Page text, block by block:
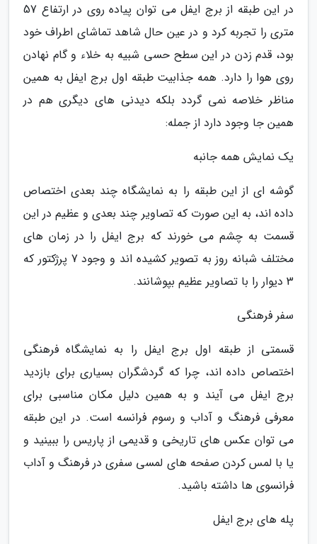
در این طبقه از برج ایفل می توان پیاده روی در ارتفاع 57
متری را تجربه کرد و در عین حال شاهد تماشای اطراف خود
بود، قدم زدن در این سطح حسی شبیه به خلاء و گام نهادن
روی هوا را دارد. همه جذابیت طبقه اول برج ایفل به همین
مناظر خلاصه نمی گردد بلکه دیدنی های دیگری هم در
همین جا وجود دارد از جمله:
یک نمایش همه جانبه
گوشه ای از این طبقه را به نمایشگاه چند بعدی اختصاص
داده اند، به این صورت که تصاویر چند بعدی و عظیم در این
قسمت به چشم می خورند که برج ایفل را در زمان های
مختلف شبانه روز به تصویر کشیده اند و وجود 7 پرژکتور که
3 دیوار را با تصاویر عظیم بپوشانند.
سفر فرهنگی
قسمتی از طبقه اول برج ایفل را به نمایشگاه فرهنگی
اختصاص داده اند، چرا که گردشگران بسیاری برای بازدید
برج ایفل می آیند و به همین دلیل مکان مناسبی برای
معرفی فرهنگ و آداب و رسوم فرانسه است. در این طبقه
می توان عکس های تاریخی و قدیمی از پاریس را ببینید و
یا با لمس کردن صفحه های لمسی سفری در فرهنگ و آداب
فرانسوی ها داشته باشید.
پله های برج ایفل